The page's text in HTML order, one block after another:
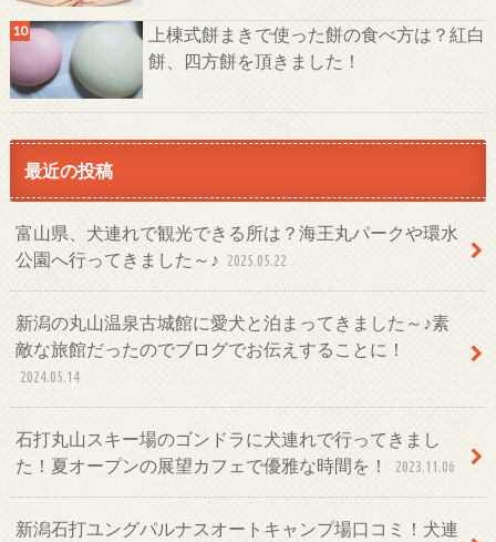
上棟式餅まきで使った餅の食べ方は？紅白
餅、四方餅を頂きました！
最近の投稿
富山県、犬連れで観光できる所は？海王丸パークや環水
公園へ行ってきました～♪ 2025.05.22
新潟の丸山温泉古城館に愛犬と泊まってきました～♪素
敵な旅館だったのでブログでお伝えすることに！
2024.05.14
石打丸山スキー場のゴンドラに犬連れで行ってきまし
た！夏オープンの展望カフェで優雅な時間を！
2023.11.06
新潟石打ユングパルナスオートキャンプ場口コミ！犬連